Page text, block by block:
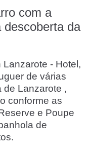
com a
descoberta da
- Hotel,
de várias
de Lanzarote ,
conforme as
e Poupe
de